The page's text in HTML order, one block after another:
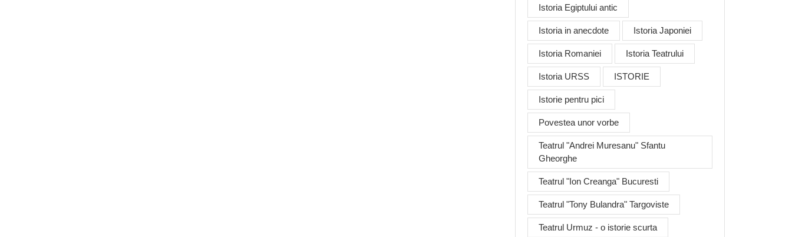
Istoria Egiptului antic
Istoria in anecdote Istoria Japoniei
Istoria Romaniei Istoria Teatrului
Istoria URSS ISTORIE
Istorie pentru pici
Povestea unor vorbe
Teatrul "Andrei Muresanu" Sfantu
Gheorghe
Teatrul "Ion Creanga" Bucuresti
Teatrul "Tony Bulandra" Targoviste
Teatrul Urmuz - o istorie scurta